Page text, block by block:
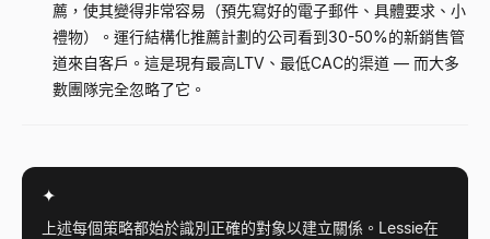
薦，使其變得非常容易（預先寫好的電子郵件、具體要求、小
禮物）。運行結構化推薦計劃的公司看到30-50%的新銷售管
道來自客戶。這是現有最高LTV、最低CAC的渠道 — 而大多
數團隊完全忽略了它。
✦
上述每個策略都始於識別正確的對象以建立關係。Lessie在